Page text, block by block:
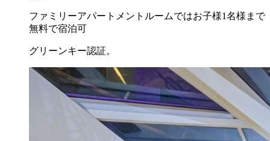
ファミリーアパートメントルームではお子様1名様まで
無料で宿泊可
グリーンキー認証。